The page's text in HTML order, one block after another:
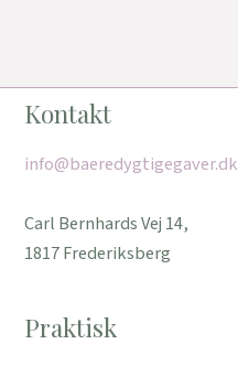
Kontakt
info@baeredygtigegaver.dk
Carl Bernhards Vej 14,
1817 Frederiksberg
Praktisk